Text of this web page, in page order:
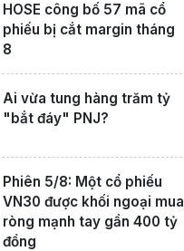
HOSE công bố 57 mã cổ
phiếu bị cắt margin tháng
8
Ai vừa tung hàng trăm tỷ
"bắt đáy" PNJ?
Phiên 5/8: Một cổ phiếu
VN30 được khối ngoại mua
ròng mạnh tay gần 400 tỷ
đồng